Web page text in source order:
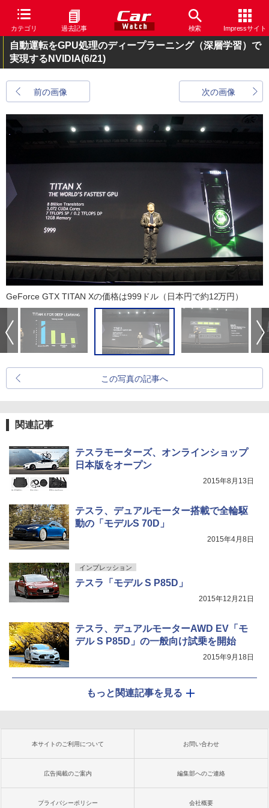
カテゴリ 過去記事 検索 Impressサイト
自動運転をGPU処理のディープラーニング（深層学習）で
実現するNVIDIA(6/21)
前の画像 次の画像
GeForce GTX TITAN Xの価格は999ドル（日本円で約12万円）
この写真の記事へ
関連記事
テスラモーターズ、オンラインショップ
日本版をオープン
2015年8月13日
テスラ、デュアルモーター搭載で全輪駆
動の「モデルS 70D」
2015年4月8日
インプレッション
テスラ「モデル S P85D」
2015年12月21日
テスラ、デュアルモーターAWD EV「モ
デル S P85D」の一般向け試乗を開始
2015年9月18日
もっと関連記事を見る
本サイトのご利用について お問い合わせ
広告掲載のご案内 編集部へのご連絡
プライバシーポリシー 会社概要